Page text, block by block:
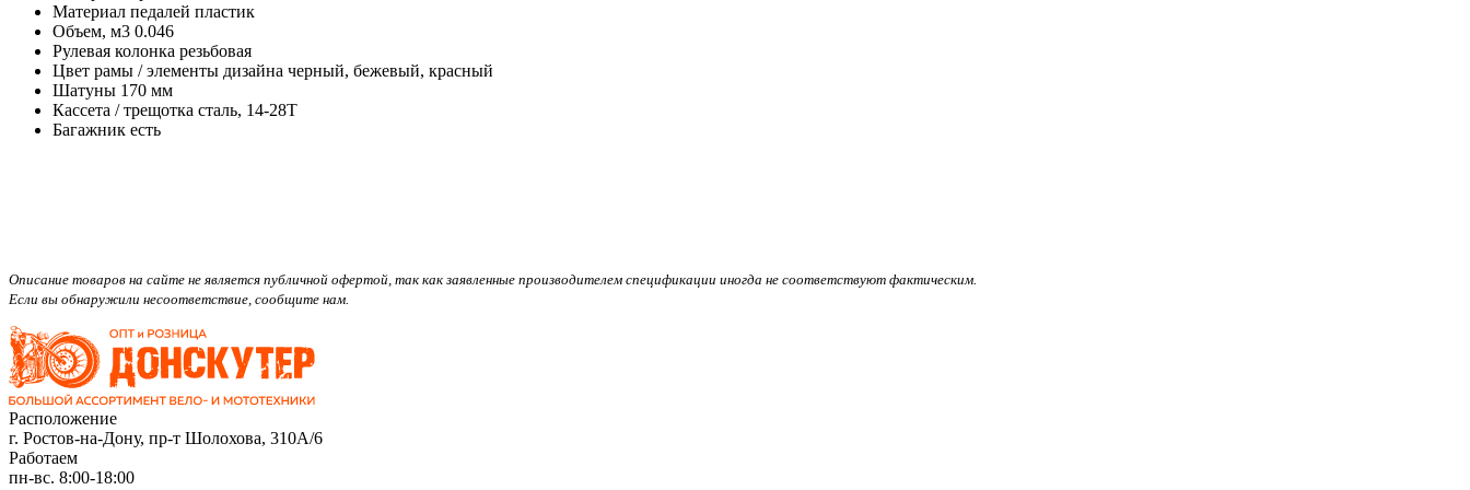
Материал педалей пластик
Объем, м3 0.046
Рулевая колонка резьбовая
Цвет рамы / элементы дизайна черный, бежевый, красный
Шатуны 170 мм
Кассета / трещотка сталь, 14-28Т
Багажник есть
Описание товаров на сайте не является публичной офертой, так как заявленные производителем спецификации иногда не соответствуют фактическим.
Если вы обнаружили несоответствие, сообщите нам.
Расположение
г. Ростов-на-Дону, пр-т Шолохова, 310А/6
Работаем
пн-вс. 8:00-18:00